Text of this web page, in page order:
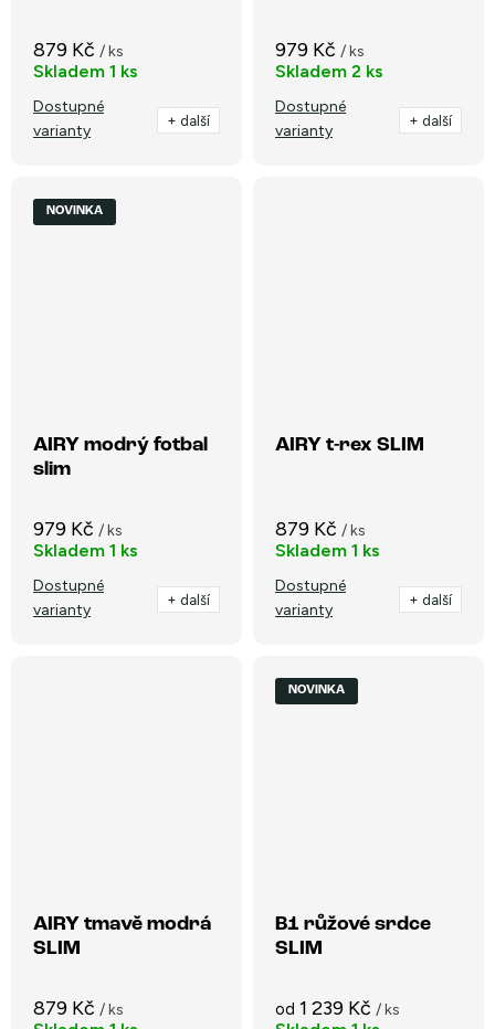
879 Kč / ks
Skladem 1 ks
Dostupné
varianty
+ další
979 Kč / ks
Skladem 2 ks
Dostupné
varianty
+ další
NOVINKA
AIRY modrý fotbal
slim
979 Kč / ks
Skladem 1 ks
Dostupné
varianty
+ další
AIRY t-rex SLIM
879 Kč / ks
Skladem 1 ks
Dostupné
varianty
+ další
AIRY tmavě modrá
SLIM
879 Kč / ks
NOVINKA
B1 růžové srdce
SLIM
od 1 239 Kč / ks